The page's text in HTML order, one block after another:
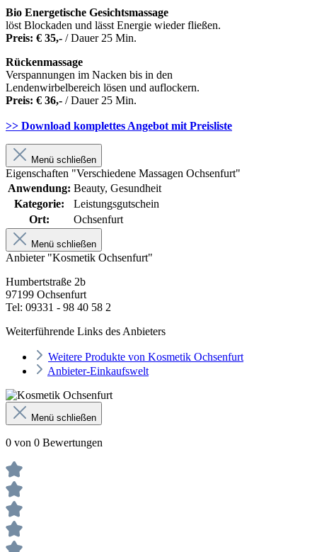
Bio Energetische Gesichtsmassage
löst Blockaden und lässt Energie wieder fließen.
Preis: € 35,- / Dauer 25 Min.
Rückenmassage
Verspannungen im Nacken bis in den
Lendenwirbelbereich lösen und auflockern.
Preis: € 36,- / Dauer 25 Min.
>> Download komplettes Angebot mit Preisliste
Menü schließen
Eigenschaften "Verschiedene Massagen Ochsenfurt"
Anwendung: Beauty, Gesundheit
Kategorie:
Leistungsgutschein
Ort:
Ochsenfurt
Menü schließen
Anbieter "Kosmetik Ochsenfurt"
Humbertstraße 2b
97199 Ochsenfurt
Tel: 09331 - 98 40 58 2
Weiterführende Links des Anbieters
Weitere Produkte von Kosmetik Ochsenfurt
Anbieter-Einkaufswelt
Menü schließen
0 von 0 Bewertungen